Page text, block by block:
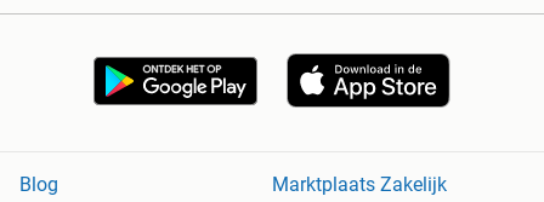
Blog
Marktplaats Zakelijk